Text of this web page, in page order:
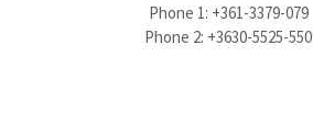
Phone 1: +361-3379-079
Phone 2: +3630-5525-550